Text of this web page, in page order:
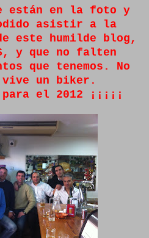
están en la foto y
asistir a la
este humilde blog,
y que no falten
que tenemos. No
un biker.
el 2012 ¡¡¡¡¡